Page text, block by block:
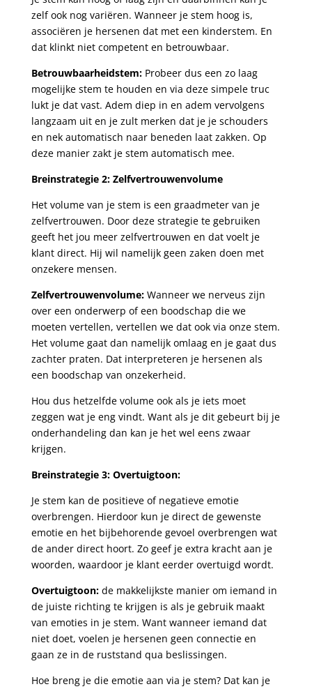
zelf ook nog variëren. Wanneer je stem hoog is,
associëren je hersenen dat met een kinderstem. En
dat klinkt niet competent en betrouwbaar.
Betrouwbaarheidstem: Probeer dus een zo laag
mogelijke stem te houden en via deze simpele truc
lukt je dat vast. Adem diep in en adem vervolgens
langzaam uit en je zult merken dat je je schouders
en nek automatisch naar beneden laat zakken. Op
deze manier zakt je stem automatisch mee.
Breinstrategie 2: Zelfvertrouwenvolume
Het volume van je stem is een graadmeter van je
zelfvertrouwen. Door deze strategie te gebruiken
geeft het jou meer zelfvertrouwen en dat voelt je
klant direct. Hij wil namelijk geen zaken doen met
onzekere mensen.
Zelfvertrouwenvolume: Wanneer we nerveus zijn
over een onderwerp of een boodschap die we
moeten vertellen, vertellen we dat ook via onze stem.
Het volume gaat dan namelijk omlaag en je gaat dus
zachter praten. Dat interpreteren je hersenen als
een boodschap van onzekerheid.
Hou dus hetzelfde volume ook als je iets moet
zeggen wat je eng vindt. Want als je dit gebeurt bij je
onderhandeling dan kan je het wel eens zwaar
krijgen.
Breinstrategie 3: Overtuigtoon:
Je stem kan de positieve of negatieve emotie
overbrengen. Hierdoor kun je direct de gewenste
emotie en het bijbehorende gevoel overbrengen wat
de ander direct hoort. Zo geef je extra kracht aan je
woorden, waardoor je klant eerder overtuigd wordt.
Overtuigtoon:de makkelijkste manier om iemand in
de juiste richting te krijgen is als je gebruik maakt
van emoties in je stem. Want wanneer iemand dat
niet doet, voelen je hersenen geen connectie en
gaan ze in de ruststand qua beslissingen.
Hoe breng je die emotie aan via je stem? Dat kan je